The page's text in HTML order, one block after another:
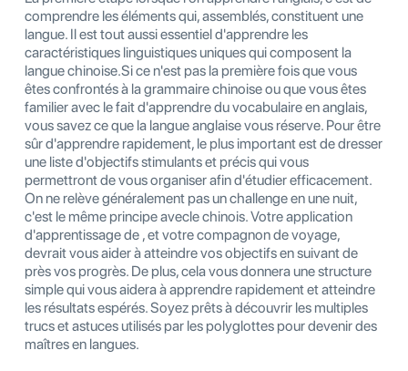
comprendre les éléments qui, assemblés, constituent une
langue. Il est tout aussi essentiel d'apprendre les
caractéristiques linguistiques uniques qui composent la
langue chinoise.Si ce n'est pas la première fois que vous
êtes confrontés à la grammaire chinoise ou que vous êtes
familier avec le fait d'apprendre du vocabulaire en anglais,
vous savez ce que la langue anglaise vous réserve. Pour être
sûr d'apprendre rapidement, le plus important est de dresser
une liste d'objectifs stimulants et précis qui vous
permettront de vous organiser afin d'étudier efficacement.
On ne relève généralement pas un challenge en une nuit,
c'est le même principe avecle chinois. Votre application
d'apprentissage de , et votre compagnon de voyage,
devrait vous aider à atteindre vos objectifs en suivant de
près vos progrès. De plus, cela vous donnera une structure
simple qui vous aidera à apprendre rapidement et atteindre
les résultats espérés. Soyez prêts à découvrir les multiples
trucs et astuces utilisés par les polyglottes pour devenir des
maîtres en langues.